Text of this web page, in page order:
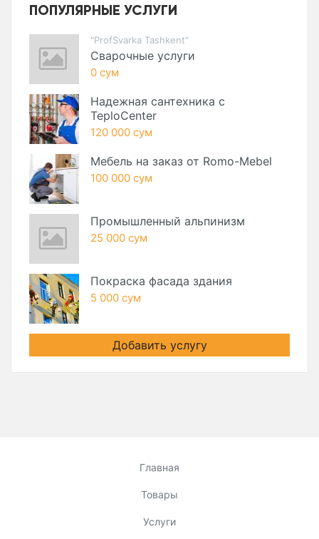
ПОПУЛЯРНЫЕ УСЛУГИ
"ProfSvarka Tashkent"
Сварочные услуги
0 сум
Надежная сантехника с
TeploCenter
120 000 сум
Мебель на заказ от Romo-Mebel
100 000 сум
Промышленный альпинизм
25 000 сум
Покраска фасада здания
5 000 сум
Добавить услугу
Главная
Товары
Услуги